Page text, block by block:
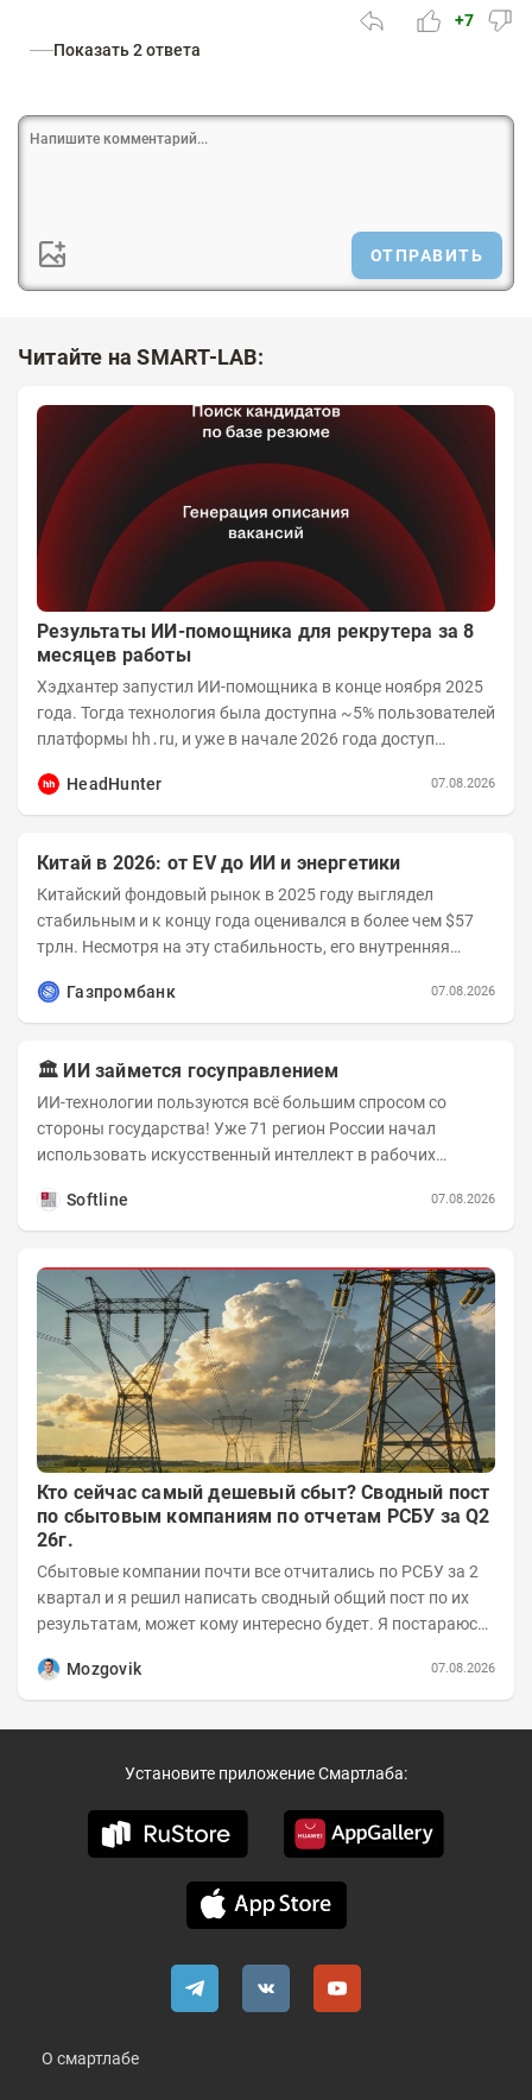
+7
Показать 2 ответа
ОТПРАВИТЬ
Читайте на SMART-LAB:
Результаты ИИ-помощника для рекрутера за 8
месяцев работы
Хэдхантер запустил ИИ-помощника в конце ноября 2025
года. Тогда технология была доступна ~5% пользователей
платформы hh․ru, и уже в начале 2026 года доступ
HeadHunter
07.08.2026
Китай в 2026: от EV до ИИ и энергетики
Китайский фондовый рынок в 2025 году выглядел
стабильным и к концу года оценивался в более чем $57
трлн. Несмотря на эту стабильность, его внутренняя
Газпромбанк
07.08.2026
🏛️ ИИ займется госуправлением
ИИ-технологии пользуются всё большим спросом со
стороны государства! Уже 71 регион России начал
использовать искусственный интеллект в рабочих
Softline
07.08.2026
Кто сейчас самый дешевый сбыт? Сводный пост
по сбытовым компаниям по отчетам РСБУ за Q2
26г.
Сбытовые компании почти все отчитались по РСБУ за 2
квартал и я решил написать сводный общий пост по их
результатам, может кому интересно будет. Я постараюсь
Mozgovik
07.08.2026
Установите приложение Смартлаба:
О смартлабе